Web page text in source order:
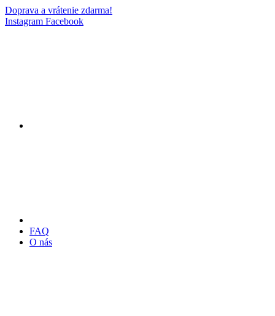
Doprava a vrátenie zdarma!
Instagram Facebook
FAQ
O nás